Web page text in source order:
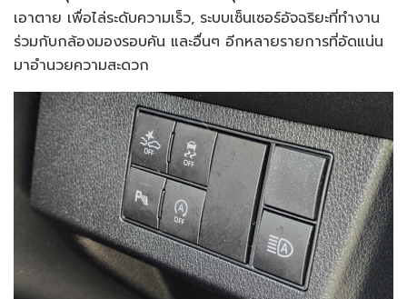
เอาตาย เพื่อไล่ระดับความเร็ว, ระบบเซ็นเซอร์อัจฉริยะที่ทำงาน
ร่วมกับกล้องมองรอบคัน และอื่นๆ อีกหลายรายการที่อัดแน่น
มาอำนวยความสะดวก